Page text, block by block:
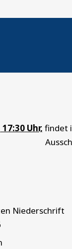
Uhr, findet
Niederschrift